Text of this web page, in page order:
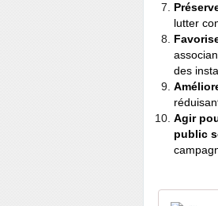
lutter
des
Agir
public